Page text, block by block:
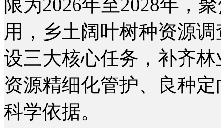
限为2026年至2028年，
用，乡土阔叶树种资源
设三大核心任务，补齐
资源精细化管护、良种
科学依据。